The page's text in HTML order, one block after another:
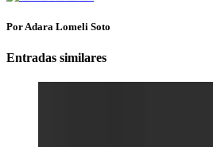
Por Adara Lomeli Soto
Entradas similares